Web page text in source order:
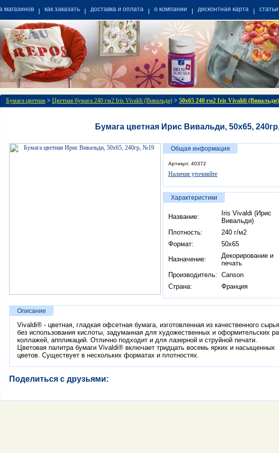
магазинов как заказать доставка и оплата о компании дисконтная карта статьи
Бумага цветная > Цветная бумага 240 гм2 Iris Vivaldi (Вивальди) > 50x65 240 гм2 Iris Vivaldi (Вивальди)
Бумага цветная Ирис Вивальди, 50х65,
Общая информация
Артикул: 40372
Наличие уточняйте
Характеристики
Название:
Iris Vivaldi (Ирис
Вивальди)
Плотность:
240 г/м2
Формат:
50x65
Назначение:
Декорирование и
печать
Производитель: Canson
Страна:
Франция
Описание
Vivaldi® - цветная, гладкая oфсетная бумага, изготовленная из качественного
без иcпользования кислоты, задуманная для художественных и оформительских
коллажей, аппликаций. Отлично подходит и для лазерной и струйной печати.
Цветовая палитра бумаги Vivaldi® включает тридцать восемь ярких и насыщенных
цветов. Существует в нескольких форматах и плотностях.
Поделиться с друзьями: